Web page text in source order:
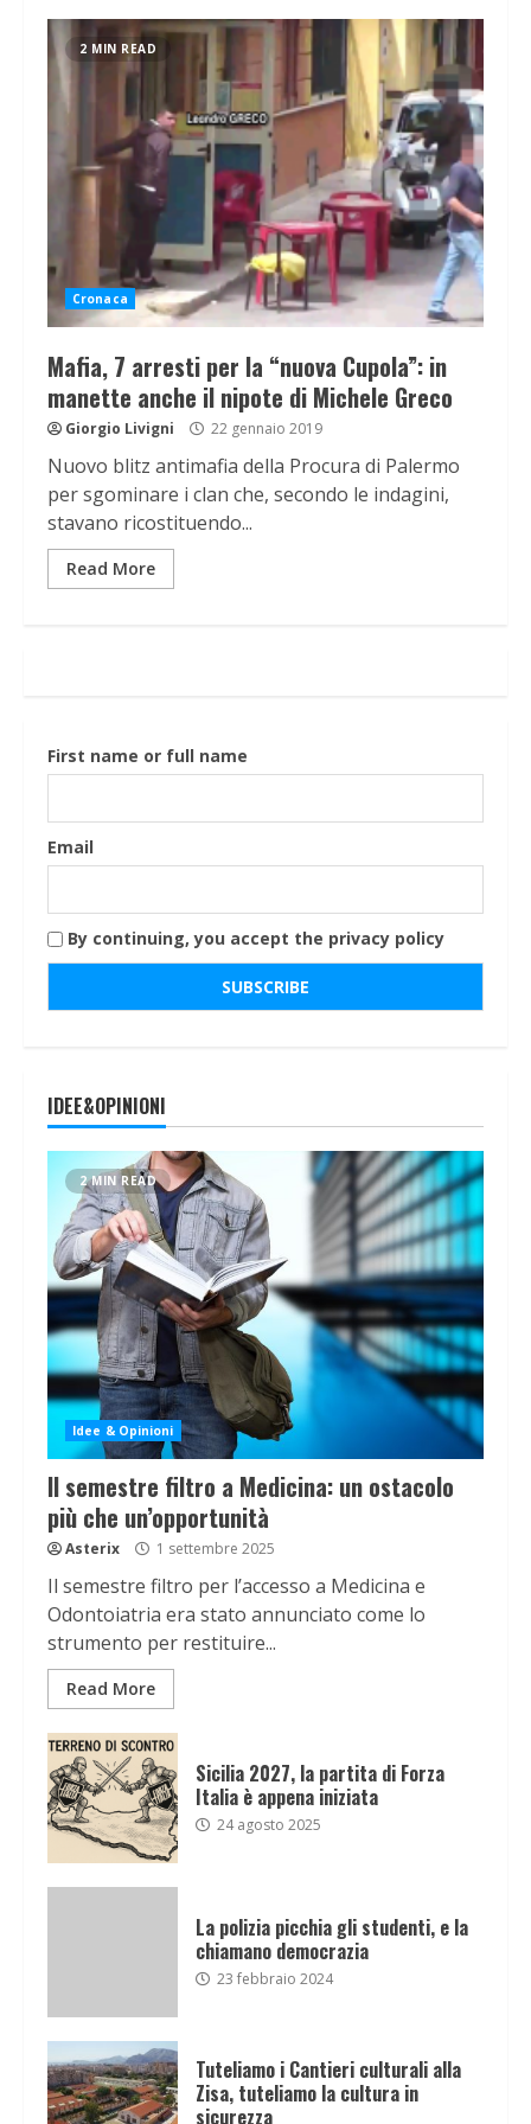
2 MIN READ
Cronaca
Mafia, 7 arresti per la “nuova Cupola”: in
manette anche il nipote di Michele Greco
Giorgio Livigni 22 gennaio 2019
Nuovo blitz antimafia della Procura di Palermo
per sgominare i clan che, secondo le indagini,
stavano ricostituendo...
Read More
First name or full name
Email
By continuing, you accept the privacy policy
IDEE&OPINIONI
2 MIN READ
Idee & Opinioni
Il semestre filtro a Medicina: un ostacolo
più che un’opportunità
Asterix 1 settembre 2025
Il semestre filtro per l’accesso a Medicina e
Odontoiatria era stato annunciato come lo
strumento per restituire...
Read More
Sicilia 2027, la partita di Forza
Italia è appena iniziata
24 agosto 2025
La polizia picchia gli studenti, e la
chiamano democrazia
23 febbraio 2024
Tuteliamo i Cantieri culturali alla
Zisa, tuteliamo la cultura in
sicurezza